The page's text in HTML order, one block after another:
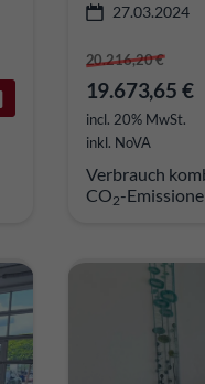
Fahrzeug parken
27.03.2024
20.216,20 €
19.673,65 €
incl. 20% MwSt.
inkl. NoVA
Verbrauch
CO2-